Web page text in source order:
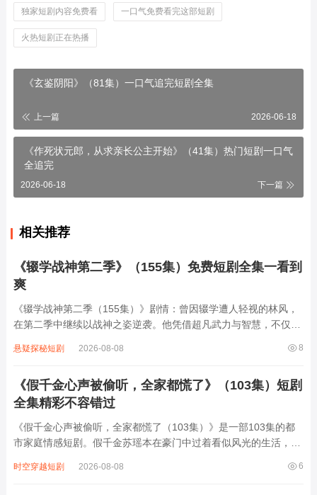
独家短剧内容免费看 一口气免费看完这部短剧
火热短剧正在热播
《玄鉴阴阳》（81集）一口气追完短剧全集
上一篇 2026-06-18
《作死状元郎，从求亲长公主开始》（41集）热门短剧一口气
全追完
2026-06-18 下一篇
相关推荐
《辍学战神第二季》（155集）免费短剧全集一看到
爽
《辍学战神第二季（155集）》剧情：曾因辍学遭人轻视的林风，
在第二季中继续以战神之姿逆袭。他凭借超凡武力与智慧，不仅在
谜——原来他竟是隐世武学世家的遗孤。面对各方势力的围剿与情
8
悬疑探秘短剧 2026-08-08
《假千金心声被偷听，全家都慌了》（103集）短剧
全集精彩不容错过
《假千金心声被偷听，全家都慌了（103集）》是一部103集的都
市家庭情感短剧。假千金苏瑶本在豪门中过着看似风光的生活，然
家亲生，内心藏着诸多对家庭的复杂情感与秘密。家人得知后惊慌
6
时空穿越短剧 2026-08-08